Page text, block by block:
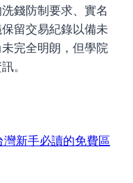
錢防制要求、實名
留交易紀錄以備未
完全明朗，但學院
。
新手必讀的免費區